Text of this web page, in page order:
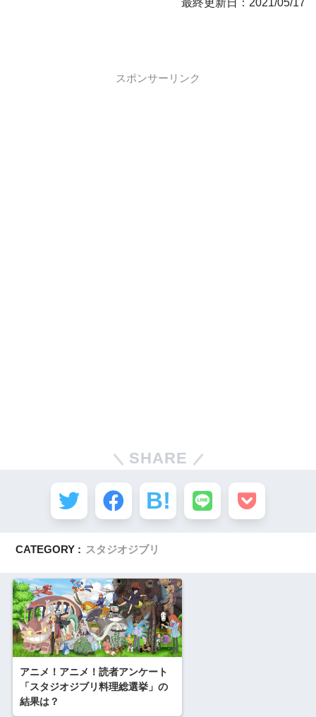
スポンサーリンク
SHARE
CATEGORY : スタジオジブリ
アニメ！アニメ！読者アンケート
「スタジオジブリ料理総選挙」の
結果は？